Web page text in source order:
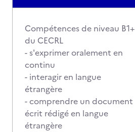
Compétences de niveau B1+
du CECRL
- s'exprimer oralement en
continu
- interagir en langue
étrangère
- comprendre un document
écrit rédigé en langue
étrangère